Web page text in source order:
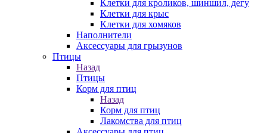
Клетки для кроликов, шиншил, дегу
Клетки для крыс
Клетки для хомяков
Наполнители
Аксессуары для грызунов
Птицы
Назад
Птицы
Корм для птиц
Назад
Корм для птиц
Лакомства для птиц